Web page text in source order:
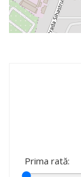
Prima rată: